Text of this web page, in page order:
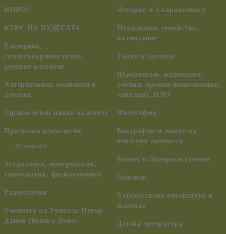
НОВО!
КУРС НА ЧУДЕСАТА
Езотерика,
самоусъвършенстване,
духовно развитие
Алтернативна медицина и
лечение
Здравословен начин на живот
Приложна психология
За жената
Астрология, номерология,
хиромантия, физиогномика
Радиестезия
Учението на Учителя Петър
Дънов (Беинса Дуно)
История и Съвременност
Педагогика, семейство,
възпитание
Тайни и загадки
Шаманизъм, индиански
учения, древни цивилизации,
ченълинг, НЛО
Философия
Биографии и живот на
известни личности
Бизнес и Лидерски умения
Оказион
Художествена литература и
Класика
Детска литература